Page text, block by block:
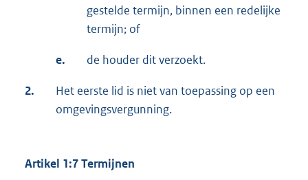
gestelde termijn, binnen een redelijke
termijn; of
e. de houder dit verzoekt.
2.
Het eerste lid is niet van toepassing op een
omgevingsvergunning.
Artikel 1:7 Termijnen